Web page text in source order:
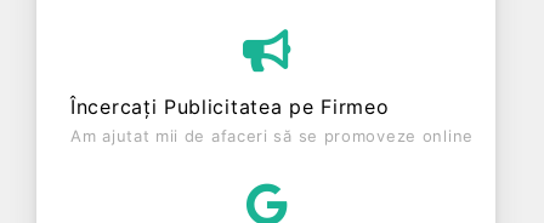
fondată în anul 2003, având o vechime de 23 ani.
Conform ultimului bilanț, societatea a înregistrat un
350.887 RON, gestionând operațiunile cu un
număr mediu de 1 de salariați pe ultimul an fiscal.
de vedere fiscal si are status: FUNCTIUNE.
Încercați Publicitatea pe Firmeo
Am ajutat mii de afaceri să se promoveze online